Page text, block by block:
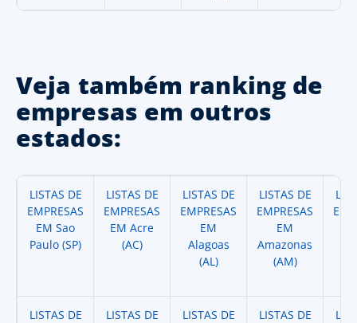
Veja também ranking de
empresas em outros
estados:
LISTAS DE
EMPRESAS
EM Sao
Paulo (SP)
LISTAS DE
EMPRESAS
EM Acre
(AC)
LISTAS DE
EMPRESAS
EM
Alagoas
(AL)
LISTAS DE
EMPRESAS
EM
Amazonas
(AM)
LISTAS DE
LISTAS DE
LISTAS DE
LISTAS DE